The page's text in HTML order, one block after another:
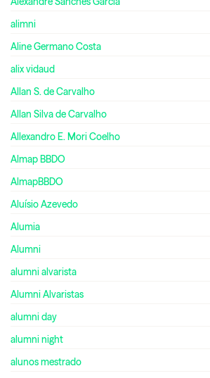
alimni
Aline Germano Costa
alix vidaud
Allan S. de Carvalho
Allan Silva de Carvalho
Allexandro E. Mori Coelho
Almap BBDO
AlmapBBDO
Aluísio Azevedo
Alumia
Alumni
alumni alvarista
Alumni Alvaristas
alumni day
alumni night
alunos mestrado